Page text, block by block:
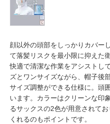
顔以外の頭部をしっかりカバー
て落髪リスクを最小限に抑えた
快適で清潔な作業をアシストし
ズとワンサイズながら、帽子後
サイズ調整ができる仕様に。頭
います。カラーはクリーンな印
るサックスの2色が用意されて
くれるのもポイントです。